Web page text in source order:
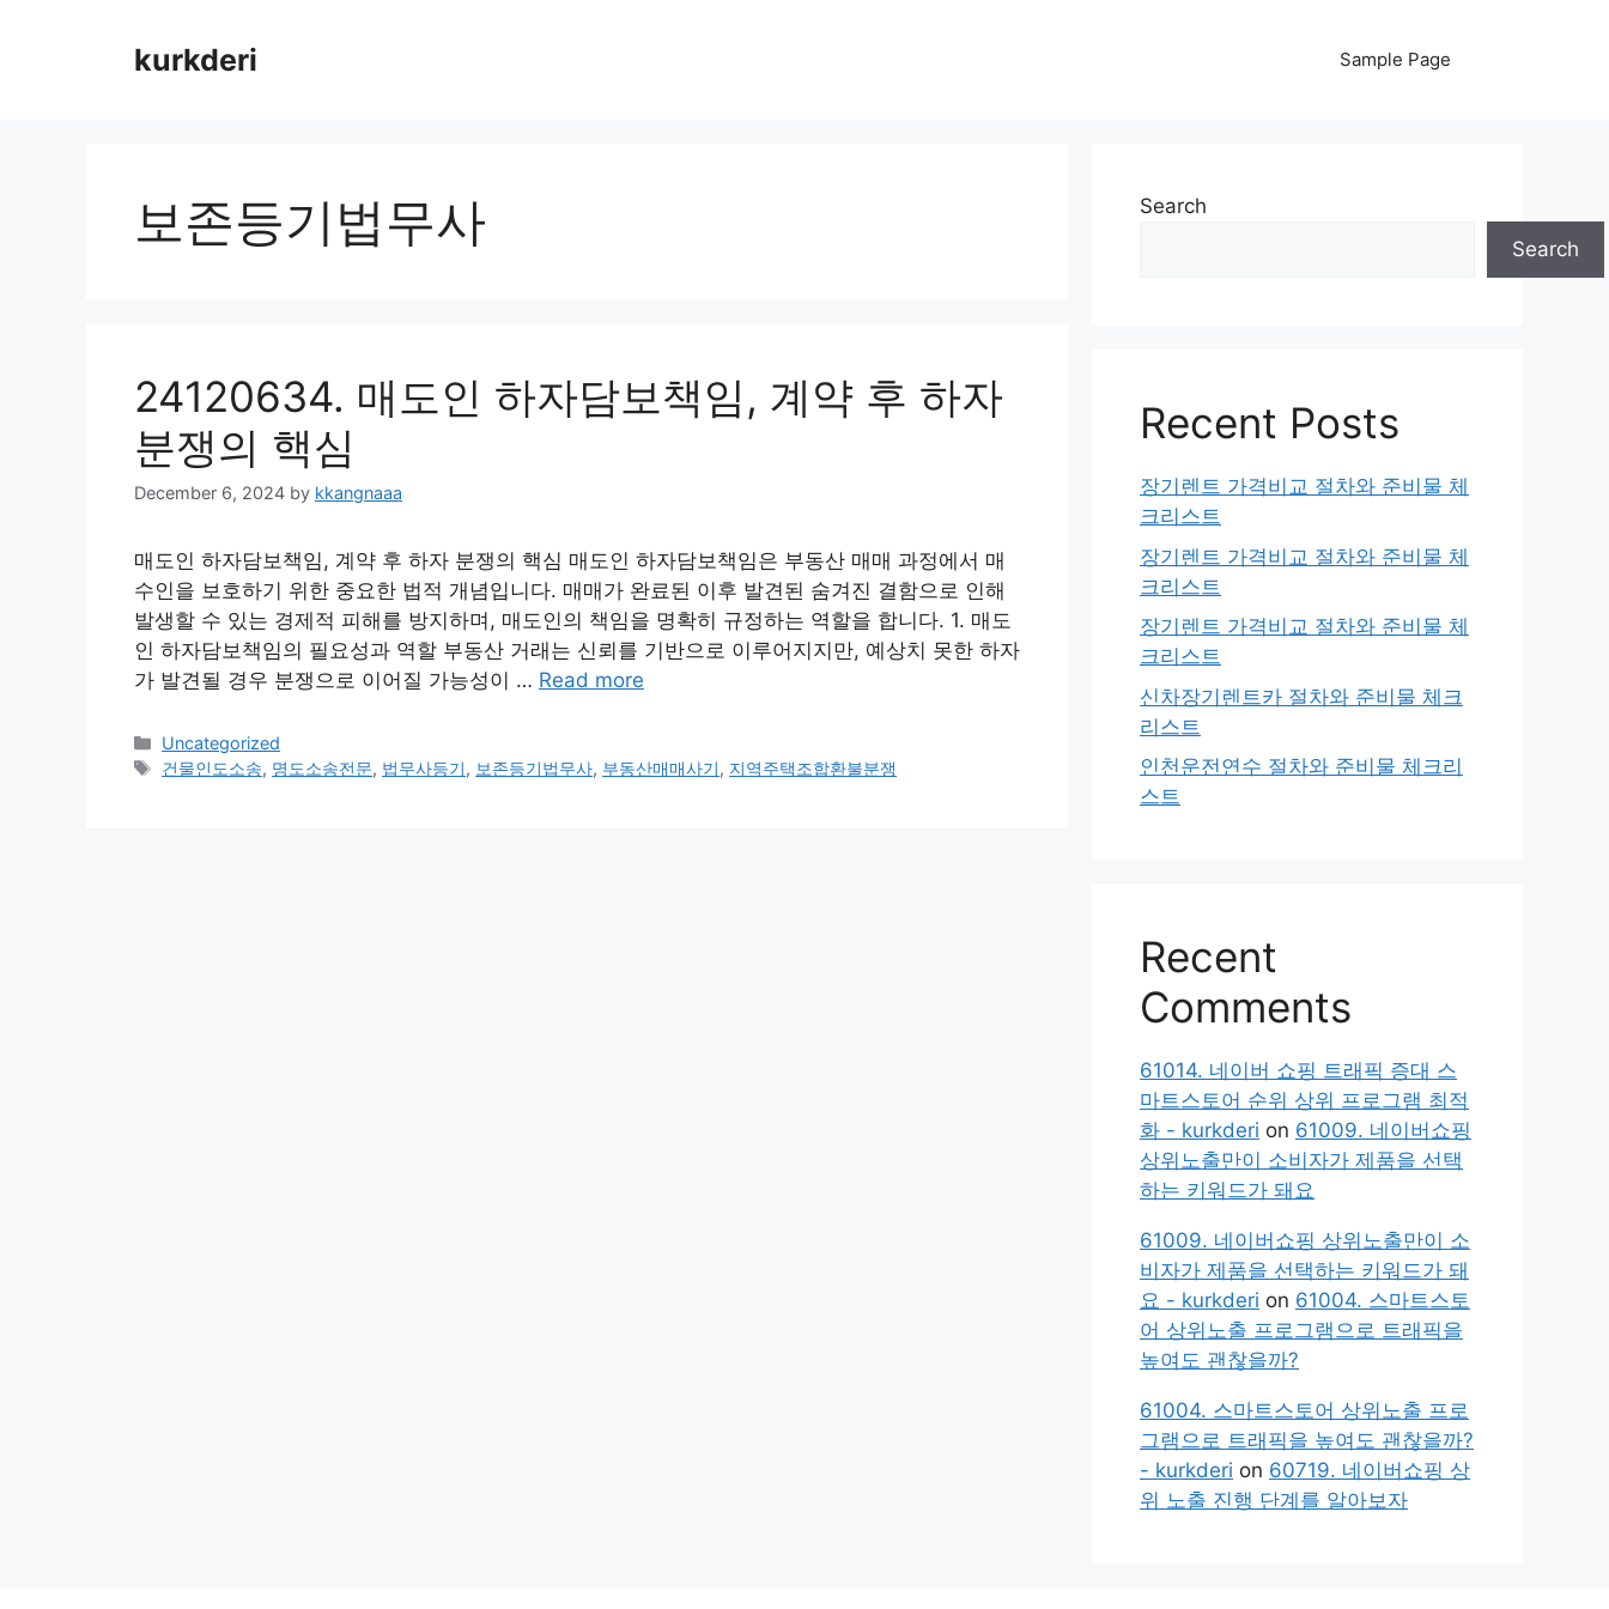
kurkderi Sample Page
보존등기법무사
24120634. 매도인 하자담보책임, 계약 후 하자
분쟁의 핵심
December 6, 2024 by kkangnaaa
매도인 하자담보책임, 계약 후 하자 분쟁의 핵심 매도인 하자담보책임은 부동산 매매 과정에서 매
수인을 보호하기 위한 중요한 법적 개념입니다. 매매가 완료된 이후 발견된 숨겨진 결함으로 인해
발생할 수 있는 경제적 피해를 방지하며, 매도인의 책임을 명확히 규정하는 역할을 합니다. 1. 매도
인 하자담보책임의 필요성과 역할 부동산 거래는 신뢰를 기반으로 이루어지지만, 예상치 못한 하자
가 발견될 경우 분쟁으로 이어질 가능성이 … Read more
Categories
Uncategorized
Tags
건물인도소송, 명도소송전문, 법무사등기, 보존등기법무사, 부동산매매사기, 지역주택조합환불분쟁
Search
Search
Recent Posts
장기렌트 가격비교 절차와 준비물 체
크리스트
장기렌트 가격비교 절차와 준비물 체
크리스트
장기렌트 가격비교 절차와 준비물 체
크리스트
신차장기렌트카 절차와 준비물 체크
리스트
인천운전연수 절차와 준비물 체크리
스트
Recent
Comments
61014. 네이버 쇼핑 트래픽 증대 스
마트스토어 순위 상위 프로그램 최적
화 - kurkderi on 61009. 네이버쇼핑
상위노출만이 소비자가 제품을 선택
하는 키워드가 돼요
61009. 네이버쇼핑 상위노출만이 소
비자가 제품을 선택하는 키워드가 돼
요 - kurkderi on 61004. 스마트스토
어 상위노출 프로그램으로 트래픽을
높여도 괜찮을까?
61004. 스마트스토어 상위노출 프로
그램으로 트래픽을 높여도 괜찮을까?
- kurkderi on 60719. 네이버쇼핑 상
위 노출 진행 단계를 알아보자